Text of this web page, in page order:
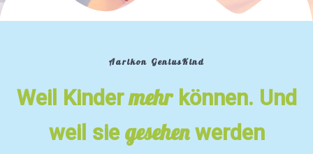
Aarikon GeniusKind
Weil Kindermehrkönnen. Und
weil sie gesehenwerden